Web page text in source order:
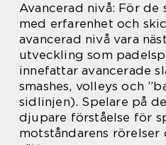
Avancerad nivå: För
med erfarenhet och
avancerad nivå vara
utveckling som
innefattar avancerade
smashes, volleys och
sidlinjen). Spelare på
djupare förståelse för
motståndarens rörelser